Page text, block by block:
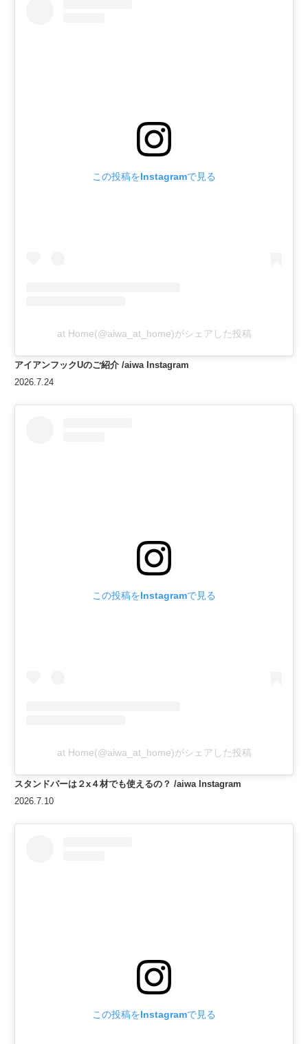
この投稿をInstagramで見る
at Home(@aiwa_at_home)がシェアした投稿
アイアンフックUのご紹介/aiwa Instagram
2026.7.24
この投稿をInstagramで見る
at Home(@aiwa_at_home)がシェアした投稿
スタンドバーは２x４材でも使えるの？ /aiwa Instagram
2026.7.10
この投稿をInstagramで見る